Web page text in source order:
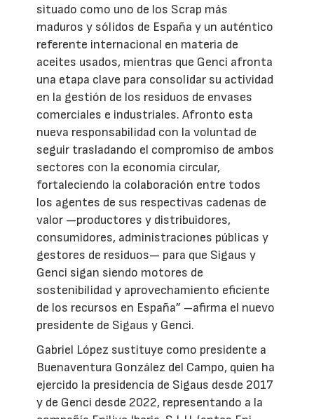
situado como uno de los Scrap más
maduros y sólidos de España y un auténtico
referente internacional en materia de
aceites usados, mientras que Genci afronta
una etapa clave para consolidar su actividad
en la gestión de los residuos de envases
comerciales e industriales. Afronto esta
nueva responsabilidad con la voluntad de
seguir trasladando el compromiso de ambos
sectores con la economía circular,
fortaleciendo la colaboración entre todos
los agentes de sus respectivas cadenas de
valor —productores y distribuidores,
consumidores, administraciones públicas y
gestores de residuos— para que Sigaus y
Genci sigan siendo motores de
sostenibilidad y aprovechamiento eficiente
de los recursos en España” –afirma el nuevo
presidente de Sigaus y Genci.
Gabriel López sustituye como presidente a
Buenaventura González del Campo, quien ha
ejercido la presidencia de Sigaus desde 2017
y de Genci desde 2022, representando a la